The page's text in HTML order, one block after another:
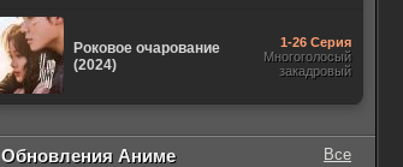
Роковое очарование
(2024)
1-26 Серия
Многоголосый
закадровый
Обновления Аниме Все